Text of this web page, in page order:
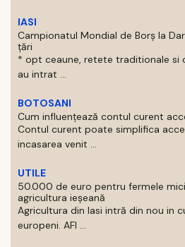
IASI
Campionatul Mondial de Borș la
țări
* opt ceaune, retete traditionale si
au intrat ...
BOTOSANI
Cum influențează contul curent
Contul curent poate simplifica
incasarea venit ...
UTILE
50.000 de euro pentru fermele
agricultura ieșeană
Agricultura din Iasi intră din nou in
europeni. AFI ...